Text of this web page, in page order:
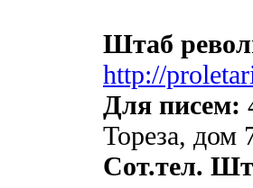
Штаб
http://
Для писем:
Тореза, дом
Сот.тел.